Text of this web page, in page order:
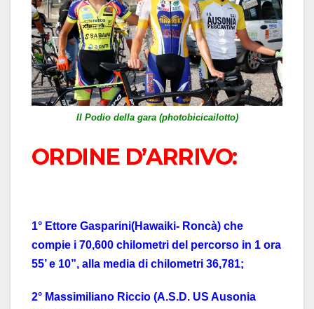
Il Podio della gara (photobicicailotto)
ORDINE D’ARRIVO:
1° Ettore Gasparini(Hawaiki- Roncà) che
compie i 70,600 chilometri del percorso in 1 ora
55’ e 10”, alla media di chilometri 36,781;
2° Massimiliano Riccio (A.S.D. US Ausonia